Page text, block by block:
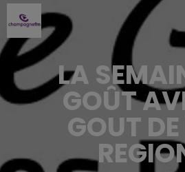
LA
GOÛT
GOUT